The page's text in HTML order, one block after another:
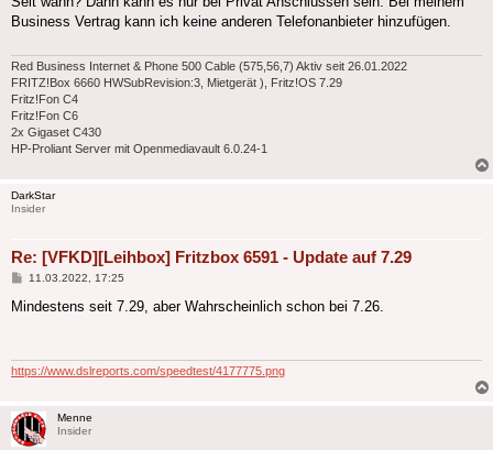
Business Vertrag kann ich keine anderen Telefonanbieter hinzufügen.
Red Business Internet & Phone 500 Cable (575,56,7) Aktiv seit 26.01.2022
FRITZ!Box 6660 HWSubRevision:3, Mietgerät ), Fritz!OS 7.29
Fritz!Fon C4
Fritz!Fon C6
2x Gigaset C430
HP-Proliant Server mit Openmediavault 6.0.24-1
DarkStar
Insider
Re: [VFKD][Leihbox] Fritzbox 6591 - Update auf 7.29
Beitrag
11.03.2022, 17:25
Mindestens seit 7.29, aber Wahrscheinlich schon bei 7.26.
https://www.dslreports.com/speedtest/4177775.png
Menne
Insider